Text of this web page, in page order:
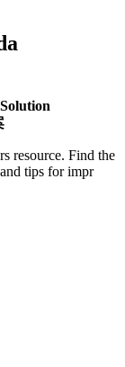
resource. Find the
tips for impr